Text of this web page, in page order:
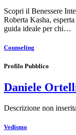
Scopri il Benessere
Roberta Kasha,
guida ideale per chi…
Counseling
Profilo Pubblico
Daniele
Descrizione non
Vedismo